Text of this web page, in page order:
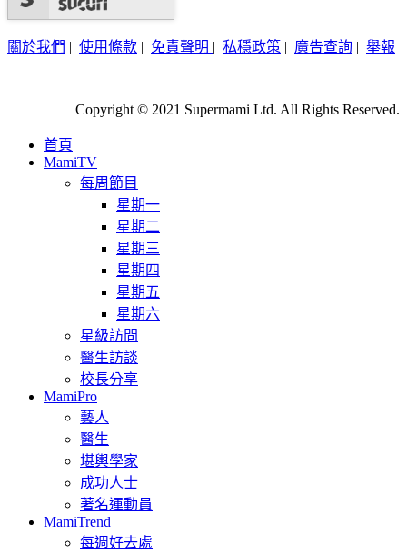
關於我們 | 使用條款 | 免責聲明 | 私穩政策 | 廣告查詢 | 舉報
Copyright © 2021 Supermami Ltd. All Rights Reserved.
首頁
MamiTV
每周節目
星期一
星期二
星期三
星期四
星期五
星期六
星級訪問
醫生訪談
校長分享
MamiPro
藝人
醫生
堪輿學家
成功人士
著名運動員
MamiTrend
每週好去處